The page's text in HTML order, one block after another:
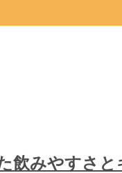
飲みやすさ